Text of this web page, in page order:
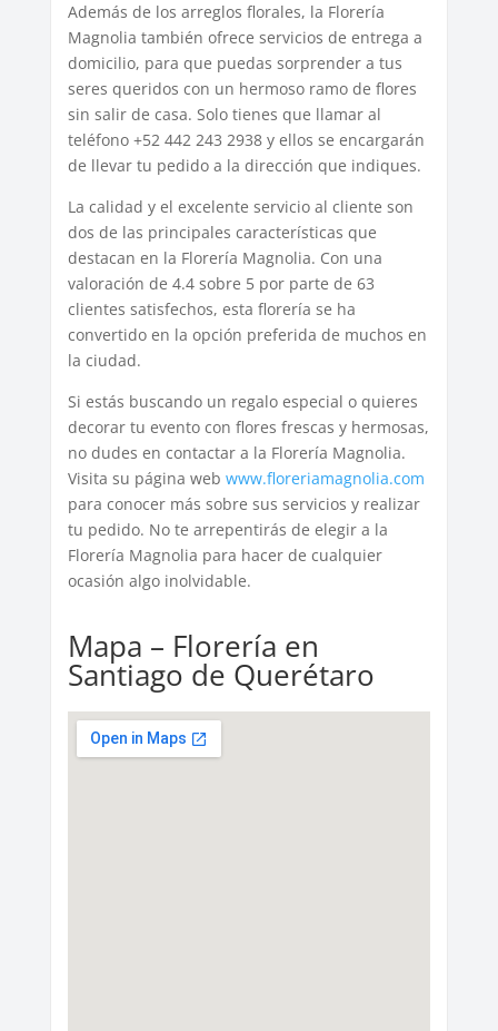
Además de los arreglos florales, la Florería
Magnolia también ofrece servicios de entrega a
domicilio, para que puedas sorprender a tus
seres queridos con un hermoso ramo de flores
sin salir de casa. Solo tienes que llamar al
teléfono +52 442 243 2938 y ellos se encargarán
de llevar tu pedido a la dirección que indiques.
La calidad y el excelente servicio al cliente son
dos de las principales características que
destacan en la Florería Magnolia. Con una
valoración de 4.4 sobre 5 por parte de 63
clientes satisfechos, esta florería se ha
convertido en la opción preferida de muchos en
la ciudad.
Si estás buscando un regalo especial o quieres
decorar tu evento con flores frescas y hermosas,
no dudes en contactar a la Florería Magnolia.
Visita su página web www.floreriamagnolia.com
para conocer más sobre sus servicios y realizar
tu pedido. No te arrepentirás de elegir a la
Florería Magnolia para hacer de cualquier
ocasión algo inolvidable.
Mapa – Florería en
Santiago de Querétaro